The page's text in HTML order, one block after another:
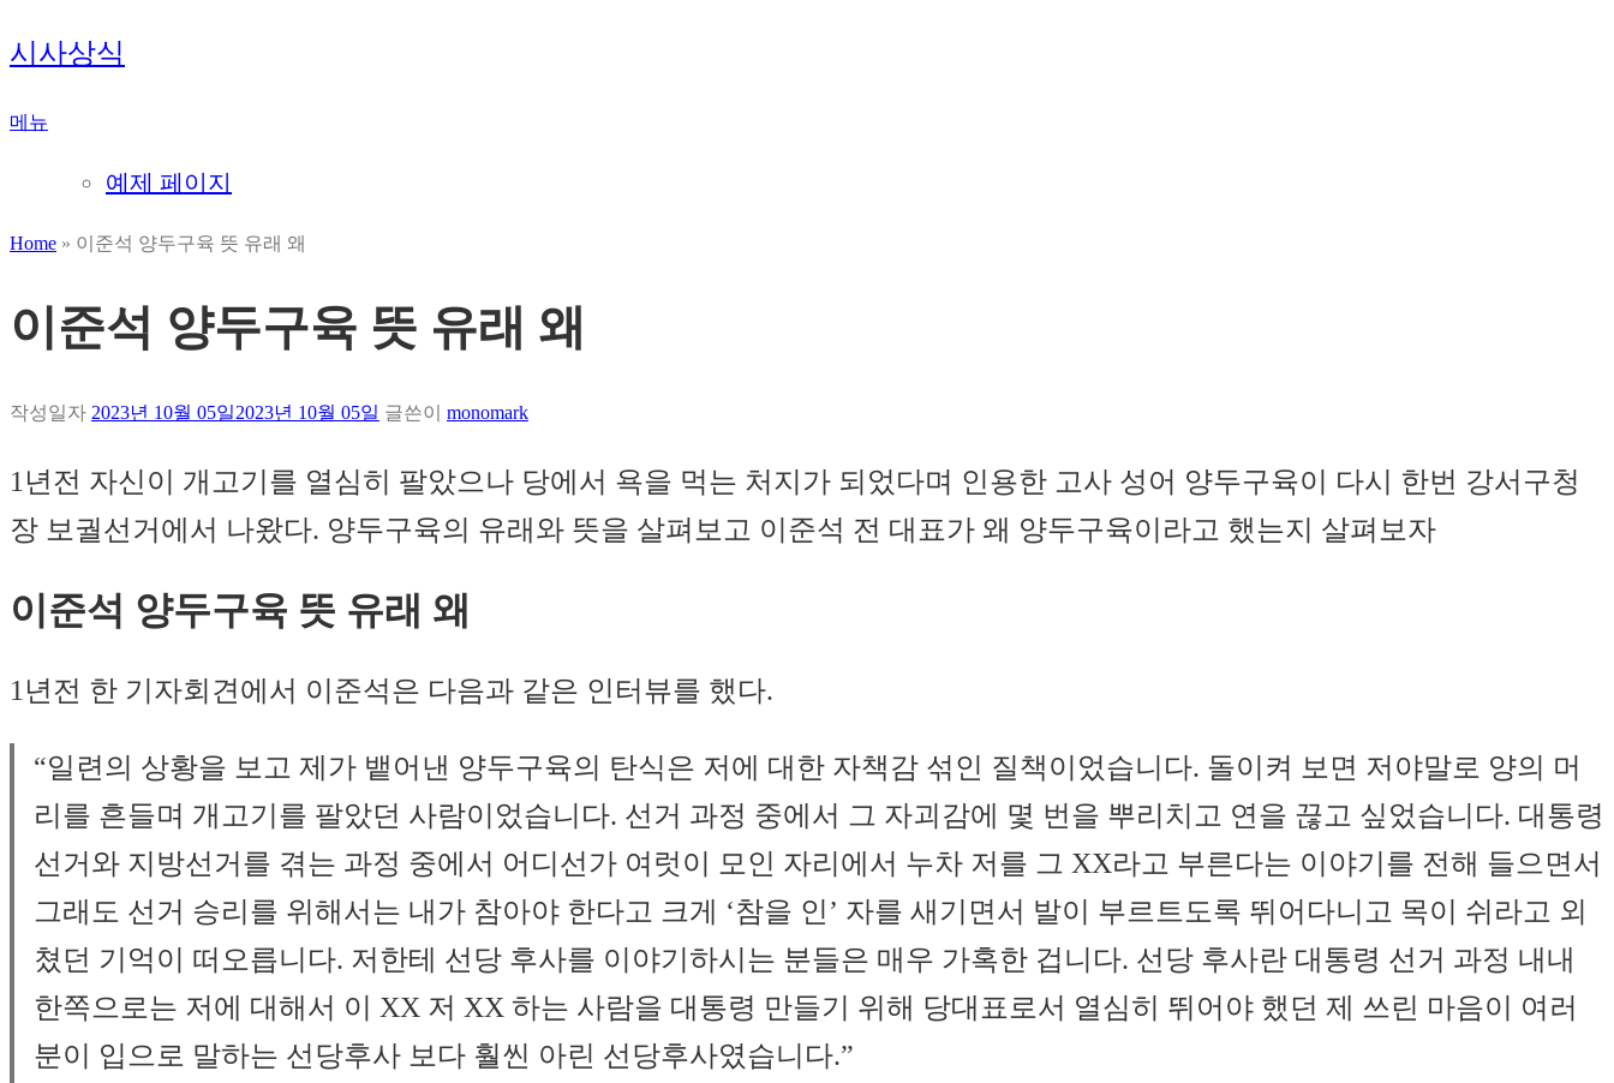
내
가
시사상식
메뉴
예제 페이지
Home » 이준석 양두구육 뜻 유래 왜
이준석 양두구육 뜻 유래 왜
작성일자 2023년 10월 05일2023년 10월 05일 글쓴이 monomark
1년전 자신이 개고기를 열심히 팔았으나 당에서 욕을 먹는 처지가 되었다며 인용한 고사 성어 양두구육이 다시 한번 강서구청
장 보궐선거에서 나왔다. 양두구육의 유래와 뜻을 살펴보고 이준석 전 대표가 왜 양두구육이라고 했는지 살펴보자
이준석 양두구육 뜻 유래 왜
1년전 한 기자회견에서 이준석은 다음과 같은 인터뷰를 했다.
“일련의 상황을 보고 제가 뱉어낸 양두구육의 탄식은 저에 대한 자책감 섞인 질책이었습니다. 돌이켜 보면 저야말로 양의 머
리를 흔들며 개고기를 팔았던 사람이었습니다. 선거 과정 중에서 그 자괴감에 몇 번을 뿌리치고 연을 끊고 싶었습니다. 대통령
선거와 지방선거를 겪는 과정 중에서 어디선가 여럿이 모인 자리에서 누차 저를 그 XX라고 부른다는 이야기를 전해 들으면서
그래도 선거 승리를 위해서는 내가 참아야 한다고 크게 ‘참을 인’ 자를 새기면서 발이 부르트도록 뛰어다니고 목이 쉬라고 외
쳤던 기억이 떠오릅니다. 저한테 선당 후사를 이야기하시는 분들은 매우 가혹한 겁니다. 선당 후사란 대통령 선거 과정 내내
한쪽으로는 저에 대해서 이 XX 저 XX 하는 사람을 대통령 만들기 위해 당대표로서 열심히 뛰어야 했던 제 쓰린 마음이 여러
분이 입으로 말하는 선당후사 보다 훨씬 아린 선당후사였습니다.”